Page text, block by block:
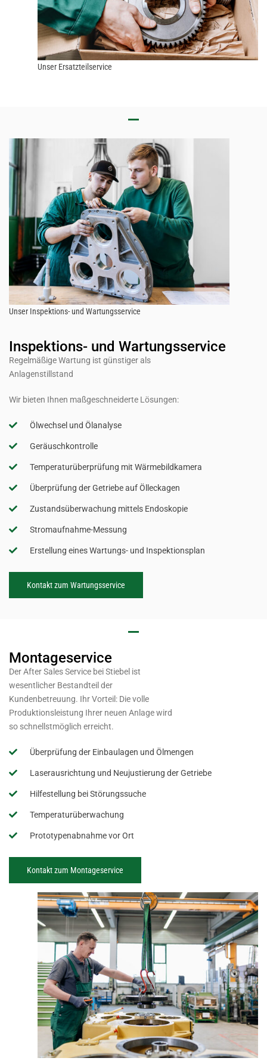
Unser Ersatzteilservice
Unser Inspektions- und Wartungsservice
Inspektions- und Wartungsservice
Regelmäßige Wartung ist günstiger als
Anlagenstillstand
Wir bieten Ihnen maßgeschneiderte Lösungen:
Ölwechsel und Ölanalyse
Geräuschkontrolle
Temperaturüberprüfung mit Wärmebildkamera
Überprüfung der Getriebe auf Ölleckagen
Zustandsüberwachung mittels Endoskopie
Stromaufnahme-Messung
Erstellung eines Wartungs- und Inspektionsplan
Kontakt zum Wartungsservice
Montageservice
Der After Sales Service bei Stiebel ist
wesentlicher Bestandteil der
Kundenbetreuung. Ihr Vorteil: Die volle
Produktionsleistung Ihrer neuen Anlage wird
so schnellstmöglich erreicht.
Überprüfung der Einbaulagen und Ölmengen
Laserausrichtung und Neujustierung der Getriebe
Hilfestellung bei Störungssuche
Temperaturüberwachung
Prototypenabnahme vor Ort
Kontakt zum Montageservice